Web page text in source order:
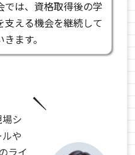
では、資格取得後の学
支える機会を継続して
ます。
シ
や